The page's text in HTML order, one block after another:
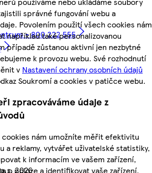
správné fungování webu a
Povolením použití všech cookies nám
například také personalizovanou
případě zůstanou aktivní jen nezbytné
k provozu webu. Své rozhodnutí
v Nastavení ochrany osobních údajů
Soukromí a cookies v patičce webu.
zpracováváme údaje z
cookies nám umožníte měřit efektivitu
a reklamy, vytvářet uživatelské statistiky,
k informacím ve vašem zařízení,
o poloze a identifikovat vaše zařízení.
- 800 222 555
2026